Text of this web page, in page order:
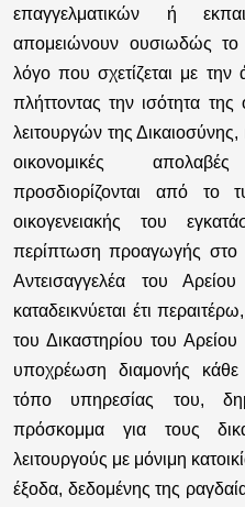
επαγγελματικών ή
απομειώνουν ουσιωδώς το
λόγο που σχετίζεται με
πλήττοντας την ισότητα της
λειτουργών της
οικονομικές
προσδιορίζονται από το
οικογενειακής του
περίπτωση προαγωγής στο
Αντεισαγγελέα του
καταδεικνύεται έτι
του Δικαστηρίου του
υποχρέωση διαμονής κάθε
τόπο υπηρεσίας του,
πρόσκομμα για τους
λειτουργούς με μόνιμη
έξοδα, δεδομένης της